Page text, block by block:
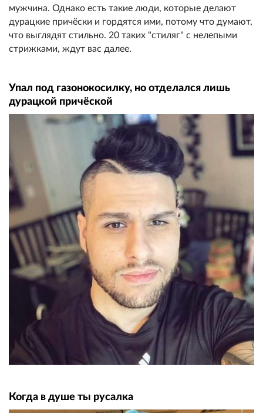
мужчина. Однако есть такие люди, которые делают
дурацкие причёски и гордятся ими, потому что думают,
что выглядят стильно. 20 таких "стиляг" с нелепыми
стрижками, ждут вас далее.
Упал под газонокосилку, но отделался лишь
дурацкой причёской
Когда в душе ты русалка